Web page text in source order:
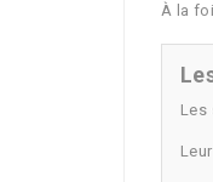
À la
Les